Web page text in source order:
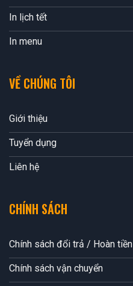
In lịch tết
In menu
VỀ CHÚNG TÔI
Giới thiệu
Tuyển dụng
Liên hệ
CHÍNH SÁCH
Chính sách đổi trả / Hoàn tiền
Chính sách vận chuyển